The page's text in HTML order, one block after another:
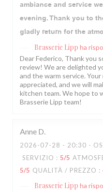
ambiance and service
evening. Thank you to
gladly return for the
Brasserie Lipp ha
Dear Federico, Thank you
review! We are delighted
and the warm service.
appreciated, and we will
kitchen team. We hope to
Brasserie Lipp team!
Anne D
2026-07-28 - 20:30 -
SERVIZIO : 5/5
5/5 QUALITÀ / PREZZO :
Brasserie Lipp ha